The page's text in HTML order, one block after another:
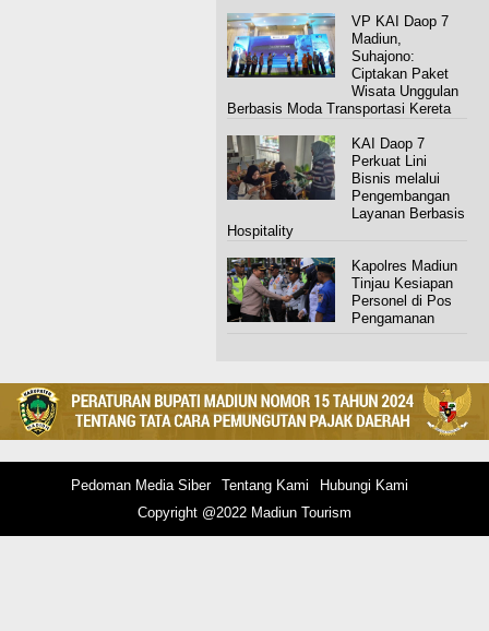
VP KAI Daop 7
Madiun,
Suhajono:
Ciptakan Paket
Wisata Unggulan
Berbasis Moda Transportasi Kereta
KAI Daop 7
Perkuat Lini
Bisnis melalui
Pengembangan
Layanan Berbasis
Hospitality
Kapolres Madiun
Tinjau Kesiapan
Personel di Pos
Pengamanan
Pedoman Media Siber Tentang Kami
Hubungi Kami
Copyright @2022 Madiun Tourism